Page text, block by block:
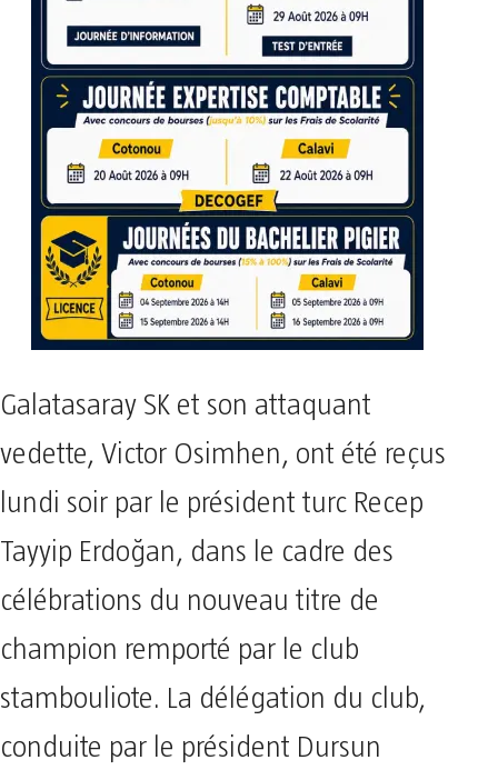
Galatasaray SK et son attaquant
vedette, Victor Osimhen, ont été reçus
lundi soir par le président turc Recep
Tayyip Erdoğan, dans le cadre des
célébrations du nouveau titre de
champion remporté par le club
stambouliote. La délégation du club,
conduite par le président Dursun